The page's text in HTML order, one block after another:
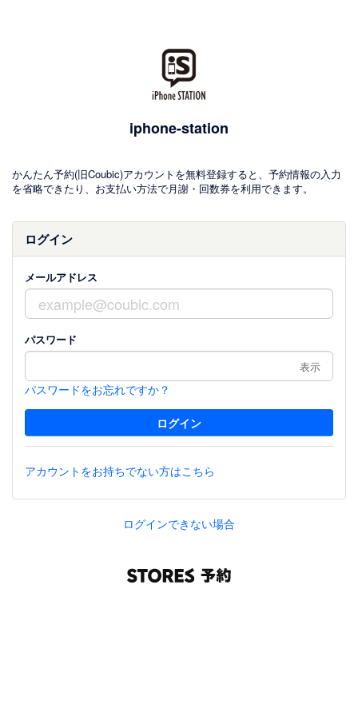
iphone-station
かんたん予約(旧Coubic)アカウントを無料登録すると、予約情報の入力
を省略できたり、お支払い方法で月謝・回数券を利用できます。
ログイン
メールアドレス
パスワード
表示
パスワードをお忘れですか？
アカウントをお持ちでない方はこちら
ログインできない場合